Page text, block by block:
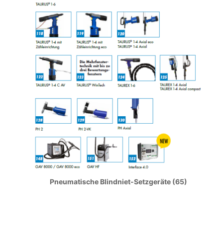
Pneumatische Blindniet-Setzgeräte (65)